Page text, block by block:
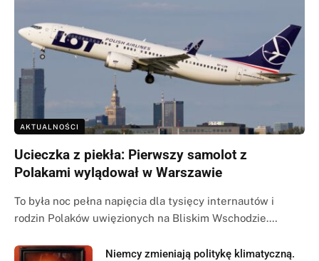
AKTUALNOŚCI
Ucieczka z piekła: Pierwszy samolot z
Polakami wylądował w Warszawie
To była noc pełna napięcia dla tysięcy internautów i
rodzin Polaków uwięzionych na Bliskim Wschodzie.…
Niemcy zmieniają politykę klimatyczną.